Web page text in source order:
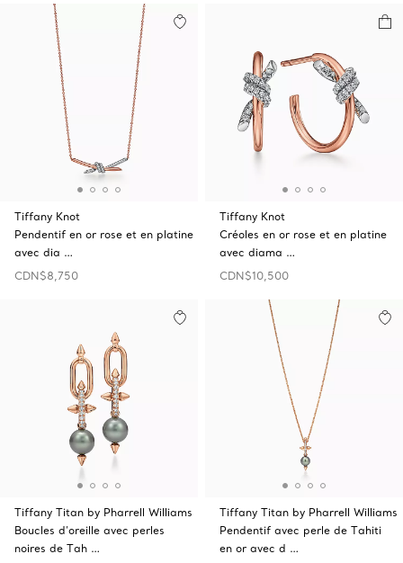
Tiffany Knot
Pendentif en or rose et en platine
avec dia …
CDN$8,750
Tiffany Knot
Créoles en or rose et en platine
avec diama …
CDN$10,500
Tiffany Titan by Pharrell Williams
Boucles d’oreille avec perles
noires de Tah …
Tiffany Titan by Pharrell Williams
Pendentif avec perle de Tahiti
en or avec d …